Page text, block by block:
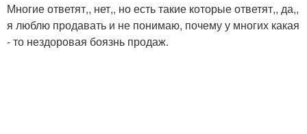
Многие ответят,, нет,, но есть такие которые ответят,, да,,
я люблю продавать и не понимаю, почему у многих какая
- то нездоровая боязнь продаж.